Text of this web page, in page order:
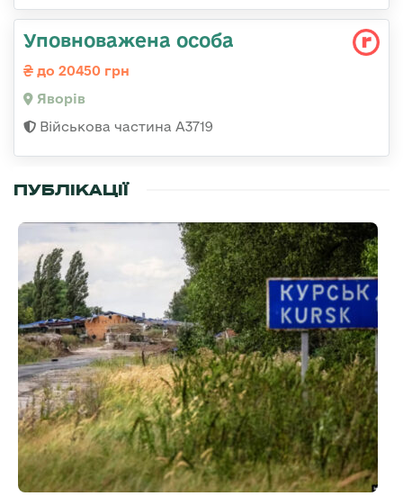
Уповноважена особа
до 20450 грн
Яворів
Військова частина А3719
ПУБЛІКАЦІЇ